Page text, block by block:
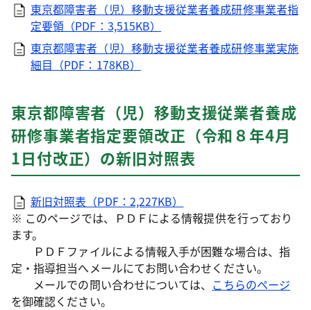
東京都障害者（児）移動支援従業者養成研修事業者指
定要領（PDF：3,515KB）
東京都障害者（児）移動支援従業者養成研修事業実施
細目（PDF：178KB）
東京都障害者（児）移動支援従業者養成
研修事業者指定要領改正（令和８年4月
1日付改正）の新旧対照表
新旧対照表（PDF：2,227KB）
※ このページでは、ＰＤＦによる情報提供を行っており
ます。
ＰＤＦファイルによる情報入手が困難な場合は、指
定・指導担当へメールにてお問い合わせください。
メールでの問い合わせについては、 こちらのページ
を御確認ください。